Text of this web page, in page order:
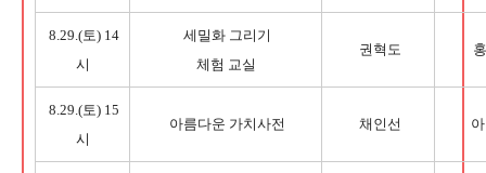
8.29.(토) 14
시
세밀화 그리기
체험 교실
권혁도
8.29.(토) 15
시
아름다운 가치사전 채인선